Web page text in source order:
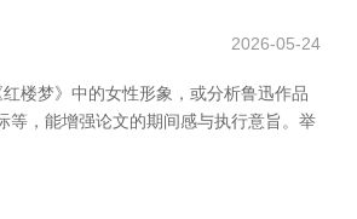
2026-05-24
楼梦》中的女性形象，或分析鲁迅作品
等，能增强论文的期间感与执行意旨。举